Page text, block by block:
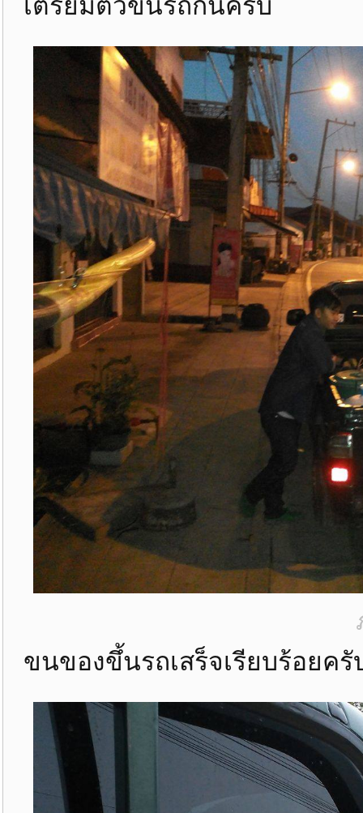
เตรียมตัวขึ้นรถกันครับ
ขนของขึ้นรถเสร็จเรียบร้อยครั